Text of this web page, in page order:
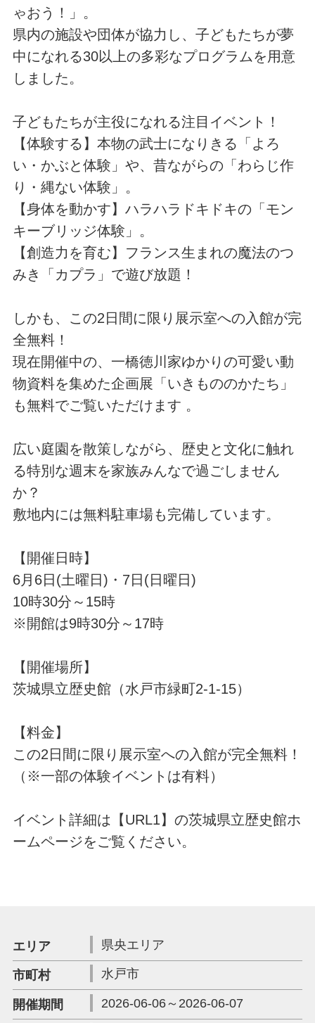
ゃおう！」。
県内の施設や団体が協力し、子どもたちが夢
中になれる30以上の多彩なプログラムを用意
しました。
子どもたちが主役になれる注目イベント！
【体験する】本物の武士になりきる「よろ
い・かぶと体験」や、昔ながらの「わらじ作
り・縄ない体験」。
【身体を動かす】ハラハラドキドキの「モン
キーブリッジ体験」。
【創造力を育む】フランス生まれの魔法のつ
みき「カプラ」で遊び放題！
しかも、この2日間に限り展示室への入館が完
全無料！
現在開催中の、一橋徳川家ゆかりの可愛い動
物資料を集めた企画展「いきもののかたち」
も無料でご覧いただけます 。
広い庭園を散策しながら、歴史と文化に触れ
る特別な週末を家族みんなで過ごしません
か？
敷地内には無料駐車場も完備しています。
【開催日時】
6月6日(土曜日)・7日(日曜日)
10時30分～15時
※開館は9時30分～17時
【開催場所】
茨城県立歴史館（水戸市緑町2-1-15）
【料金】
この2日間に限り展示室への入館が完全無料！
（※一部の体験イベントは有料）
イベント詳細は【URL1】の茨城県立歴史館ホ
ームページをご覧ください。
エリア 県央エリア
市町村 水戸市
開催期間 2026-06-06～2026-06-07